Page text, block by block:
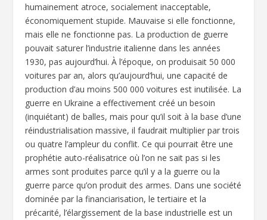
humainement atroce, socialement inacceptable,
économiquement stupide. Mauvaise si elle fonctionne,
mais elle ne fonctionne pas. La production de guerre
pouvait saturer l’industrie italienne dans les années
1930, pas aujourd’hui. À l’époque, on produisait 50 000
voitures par an, alors qu’aujourd’hui, une capacité de
production d’au moins 500 000 voitures est inutilisée. La
guerre en Ukraine a effectivement créé un besoin
(inquiétant) de balles, mais pour qu’il soit à la base d’une
réindustrialisation massive, il faudrait multiplier par trois
ou quatre l’ampleur du conflit. Ce qui pourrait être une
prophétie auto-réalisatrice où l’on ne sait pas si les
armes sont produites parce qu’il y a la guerre ou la
guerre parce qu’on produit des armes. Dans une société
dominée par la financiarisation, le tertiaire et la
précarité, l’élargissement de la base industrielle est un